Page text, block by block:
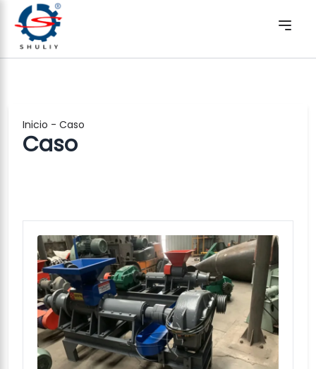
Inicio - Caso
Caso